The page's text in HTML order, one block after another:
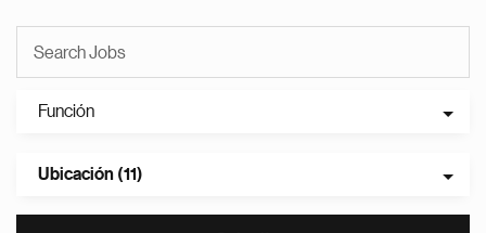
Función
Ubicación (11)